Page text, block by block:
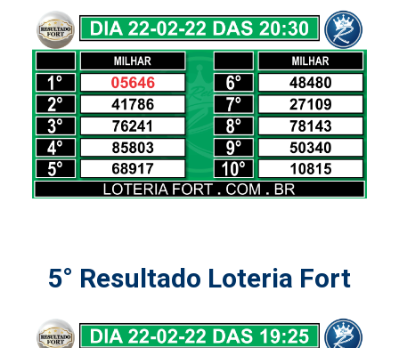
5° Resultado Loteria Fort